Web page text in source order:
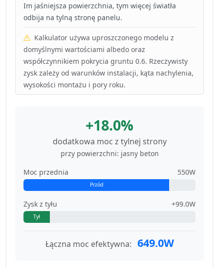
Im jaśniejsza powierzchnia, tym więcej światła
odbija na tylną stronę panelu.
Kalkulator używa uproszczonego modelu z
domyślnymi wartościami albedo oraz
współczynnikiem pokrycia gruntu 0.6. Rzeczywisty
zysk zależy od warunków instalacji, kąta nachylenia,
wysokości montażu i pory roku.
+18.0%
dodatkowa moc z tylnej strony
przy powierzchni: jasny beton
Moc przednia
550W
Przód
Zysk z tyłu +99.0W
Tył
Łączna moc efektywna: 649.0W